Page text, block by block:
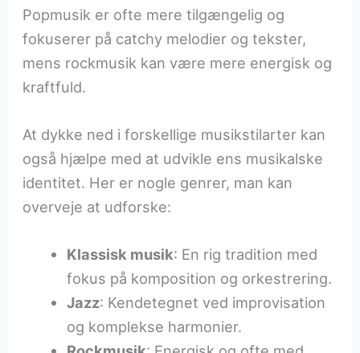
Popmusik er ofte mere tilgængelig og
fokuserer på catchy melodier og tekster,
mens rockmusik kan være mere energisk og
kraftfuld.
At dykke ned i forskellige musikstilarter kan
også hjælpe med at udvikle ens musikalske
identitet. Her er nogle genrer, man kan
overveje at udforske:
Klassisk musik: En rig tradition med
fokus på komposition og orkestrering.
Jazz: Kendetegnet ved improvisation
og komplekse harmonier.